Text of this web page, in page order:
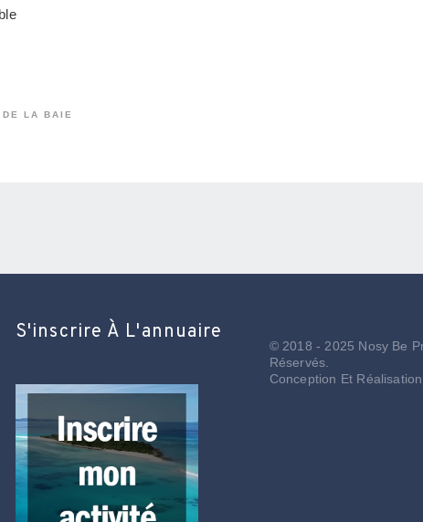
DE LA BAIE
S'inscrire À L'annuaire
© 2018 - 2025 Nosy Be
Réservés.
Conception Et